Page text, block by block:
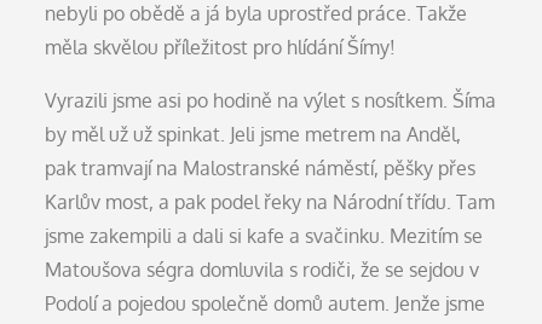
nebyli po obědě a já byla uprostřed práce. Takže
měla skvělou příležitost pro hlídání Šímy!
Vyrazili jsme asi po hodině na výlet s nosítkem. Šíma
by měl už už spinkat. Jeli jsme metrem na Anděl,
pak tramvají na Malostranské náměstí, pěšky přes
Karlův most, a pak podel řeky na Národní třídu. Tam
jsme zakempili a dali si kafe a svačinku. Mezitím se
Matoušova ségra domluvila s rodiči, že se sejdou v
Podolí a pojedou společně domů autem. Jenže jsme